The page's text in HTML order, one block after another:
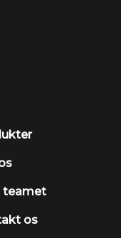
teamet
os